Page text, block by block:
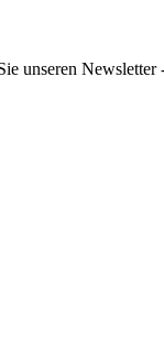
unseren Newsletter